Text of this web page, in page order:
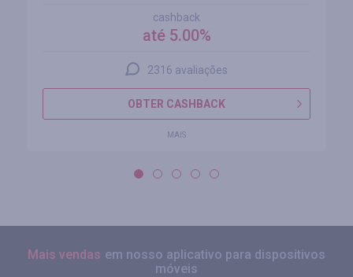
cashback
até 5.00%
2316 avaliações
OBTER CASHBACK
MAIS
Mais vendas em nosso aplicativo para dispositivos
móveis